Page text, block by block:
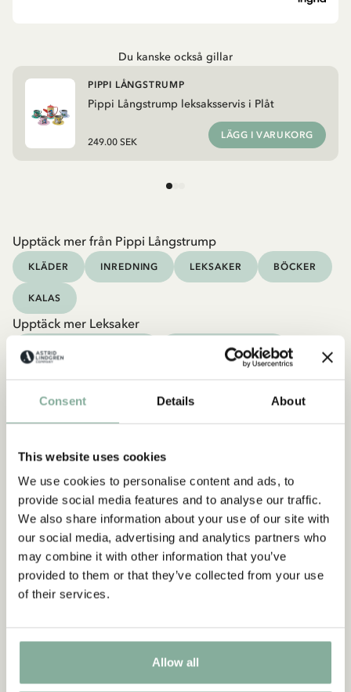
Consent Details About
This website uses cookies
We use cookies to personalise content and ads, to
provide social media features and to analyse our traffic.
We also share information about your use of our site with
our social media, advertising and analytics partners who
may combine it with other information that you’ve
provided to them or that they’ve collected from your use
of their services.
Allow all
Du kanske också gillar
Pippi Långstrump leksaksservis i Plåt
PIPPI LÅNGSTRUMP
249.00 SEK
LÄGG I VARUKORG
Upptäck mer från Pippi Långstrump
KLÄDER INREDNING LEKSAKER BÖCKER
KALAS
Upptäck mer Leksaker
DOCKOR & GOSEDJUR FIGURER & LEKSET